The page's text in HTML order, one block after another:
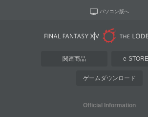
パソコン版へ
関連商品 e-
ゲームダウンロード
Official Information